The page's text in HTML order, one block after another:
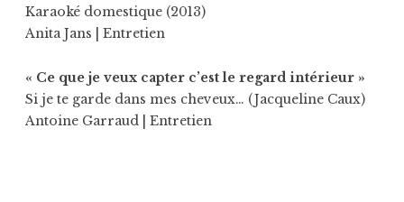
Karaoké domestique (2013)
Anita Jans | Entretien
« Ce que je veux capter c’est le regard intérieur »
Si je te garde dans mes cheveux… (Jacqueline Caux)
Antoine Garraud | Entretien